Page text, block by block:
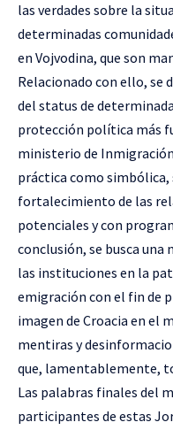
las verdades sobre la
determinadas
en Vojvodina, que son
Relacionado con ello, se
del status de
protección política más
ministerio de
práctica como simbólica,
fortalecimiento de las
potenciales y con
conclusión, se busca
las instituciones en la
emigración con el fin de
imagen de Croacia en el
mentiras y
que, lamentablemente,
Las palabras finales del
participantes de estas